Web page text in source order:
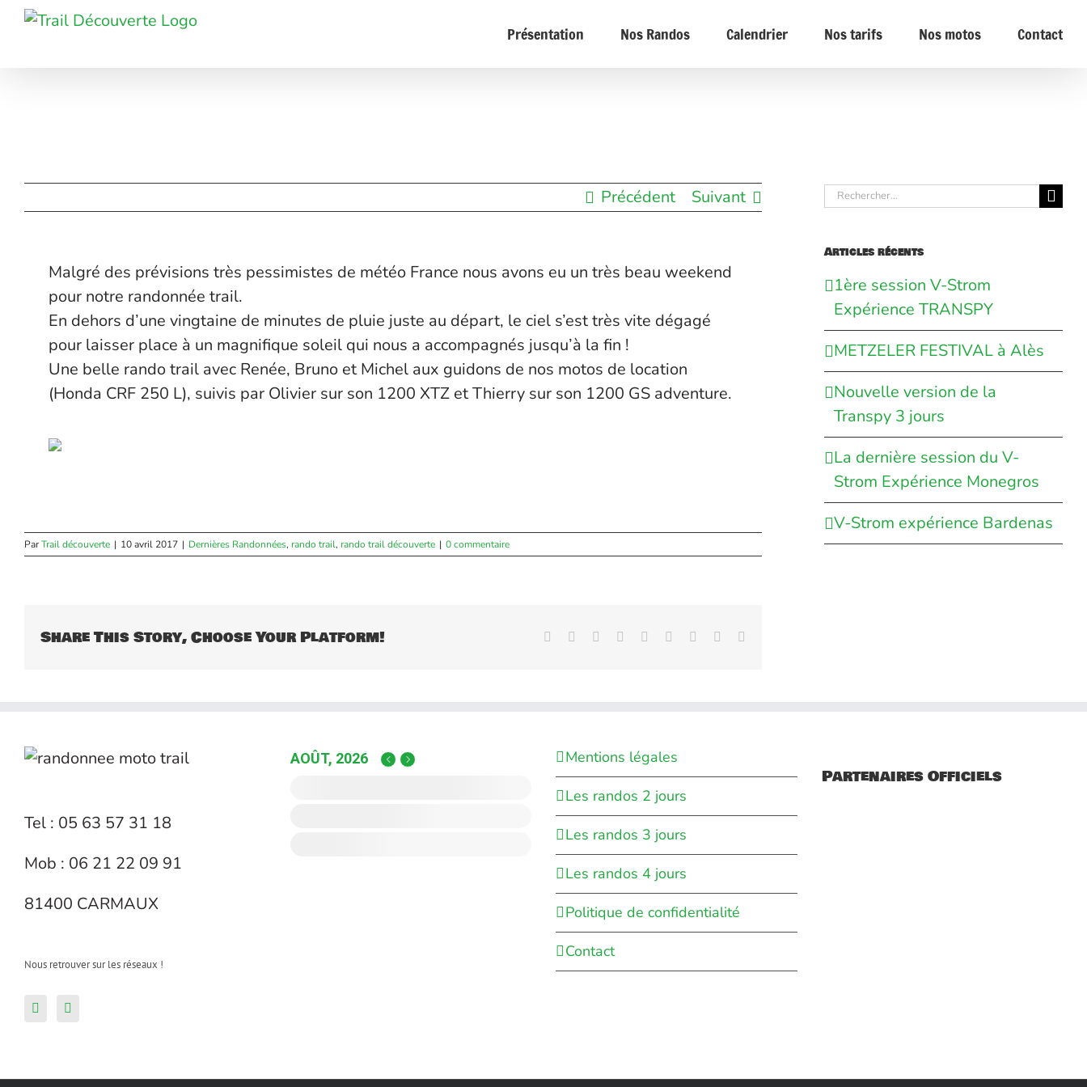
Passer
Présentation Nos Randos Calendrier Nos tarifs Nos motos Contact
Précédent Suivant
Malgré des prévisions très pessimistes de météo France nous avons eu un très beau weekend
pour notre randonnée trail.
En dehors d’une vingtaine de minutes de pluie juste au départ, le ciel s’est très vite dégagé
pour laisser place à un magnifique soleil qui nous a accompagnés jusqu’à la fin !
Une belle rando trail avec Renée, Bruno et Michel aux guidons de nos motos de location
(Honda CRF 250 L), suivis par Olivier sur son 1200 XTZ et Thierry sur son 1200 GS adventure.
ParTrail découverte | 10 avril 2017 | Dernières Randonnées, rando trail, rando trail découverte | 0 commentaire
Share This Story, Choose Your Platform! Facebook Reddit LinkedInWhatsApp
TumblrPinterest
Rechercher:
Articles récents
1ère session V-Strom
Expérience TRANSPY
METZELER FESTIVAL à Alès
Nouvelle version de la
Transpy 3 jours
La dernière session du V-
Strom Expérience Monegros
V-Strom expérience Bardenas
Tel : 05 63 57 31 18
Mob : 06 21 22 09 91
81400 CARMAUX
Nous retrouver sur les réseaux !
AOÛT, 2026
Mentions légales
Les randos 2 jours
Les randos 3 jours
Les randos 4 jours
Politique de confidentialité
Contact
Partenaires Officiels